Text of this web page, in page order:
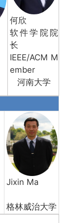
何欣
软件学院院
长
IEEE/ACM M
ember
河南大学
Jixin Ma
格林威治大学